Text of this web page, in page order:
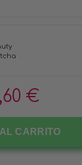
€
CARRITO